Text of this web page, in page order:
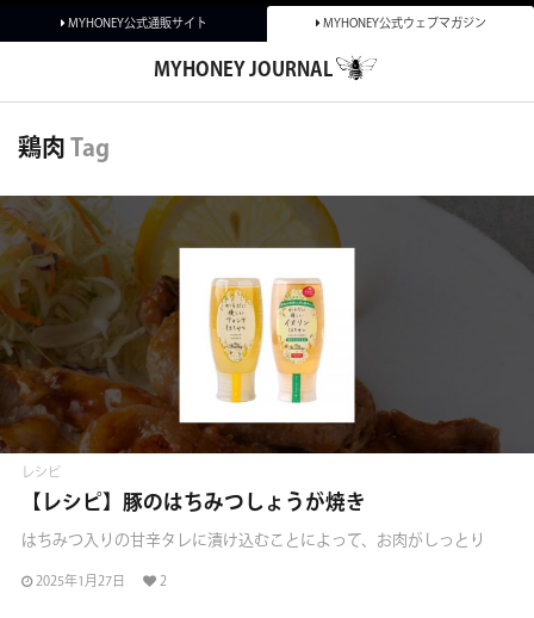
MYHONEY公式通販サイト MYHONEY公式ウェブマガジン
タグカテゴリーから探す
商品別
ブレス THE HONEY OIL BLESS MYHONEY KISS
MYHONEY JOURNAL
鶏肉Tag
レシピ
【レシピ】豚のはちみつしょうが焼き
はちみつ入りの甘辛タレに漬け込むことによって、お肉がしっとり
2025年1月27日 2